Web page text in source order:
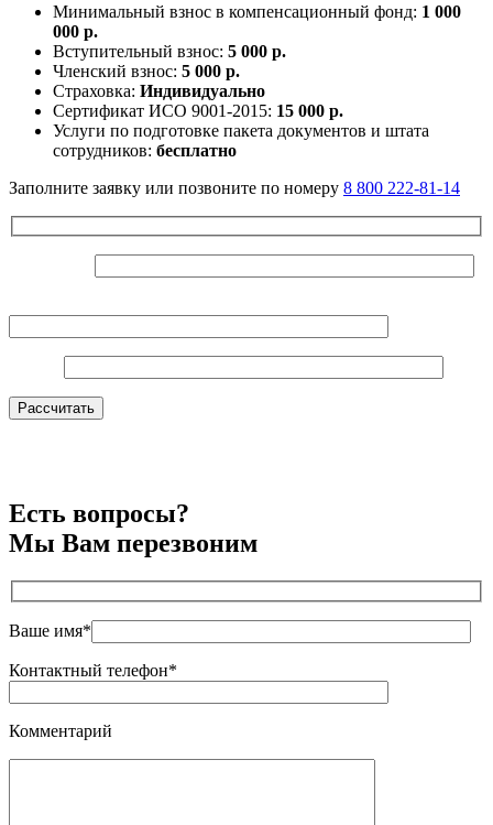
Минимальный взнос в компенсационный фонд: 1 000
000 р.
Вступительный взнос: 5 000 р.
Членский взнос: 5 000 р.
Страховка: Индивидуально
Сертификат ИСО 9001-2015: 15 000 р.
Услуги по подготовке пакета документов и штата
сотрудников: бесплатно
Заполните заявку или позвоните по номеру 8 800 222-81-14
Оставьте это поле пустым.
Рассчитать
Есть вопросы?
Мы Вам перезвоним
Ваше имя*
Контактный телефон*
Комментарий